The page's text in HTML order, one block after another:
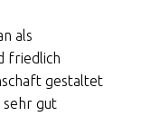
als
friedlich
gestaltet
sehr gut